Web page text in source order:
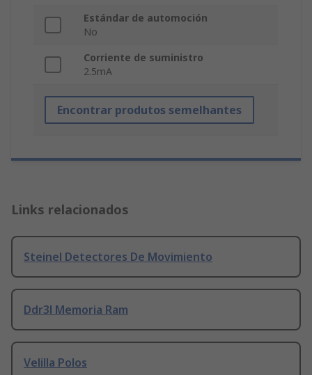
Estándar de automoción
No
Corriente de suministro
2.5mA
Encontrar produtos semelhantes
Links relacionados
Steinel Detectores De Movimiento
Ddr3l Memoria Ram
Velilla Polos